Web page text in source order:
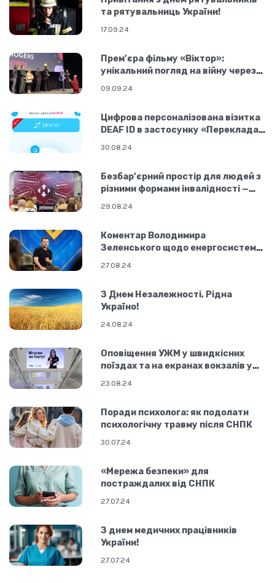
та рятувальниць України!
17.09.24
Прем’єра фільму «Віктор»:
унікальний погляд на війну через
09.09.24
Цифрова персоналізована візитка
DEAF ID в застосунку «Перекладач
30.08.24
Безбар’єрний простір для людей з
різними формами інвалідності —
29.08.24
Коментар Володимира
Зеленського щодо енергосистеми
27.08.24
З Днем Незалежності, Рідна
Україно!
24.08.24
Оповіщення УЖМ у швидкісних
поїздах та на екранах вокзалів у
23.08.24
Поради психолога: як подолати
психологічну травму після СНПК
30.07.24
«Мережа безпеки» для
постраждалих від СНПК
27.07.24
З днем медичних працівників
України!
27.07.24